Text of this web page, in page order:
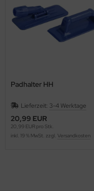
Padhalter HH
Lieferzeit: 3-4 Werktage
20,99 EUR
20,99 EUR pro Stk.
inkl. 19 % MwSt. zzgl. Versandkosten